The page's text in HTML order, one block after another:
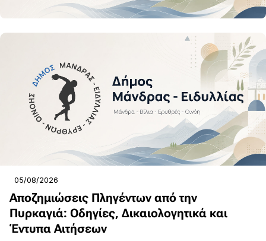
05/08/2026
Αποζημιώσεις Πληγέντων από την
Πυρκαγιά: Οδηγίες, Δικαιολογητικά και
Έντυπα Αιτήσεων